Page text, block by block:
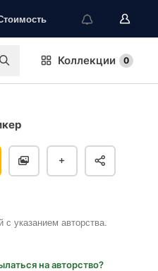
Коллекции 0
указанием авторства.
на авторство?